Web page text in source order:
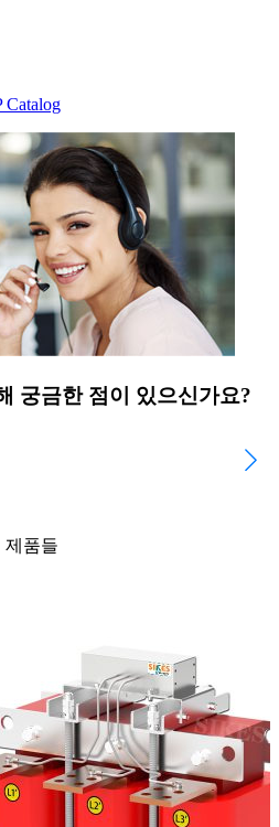
Catalog
궁금한 점이 있으신가요?
제품들